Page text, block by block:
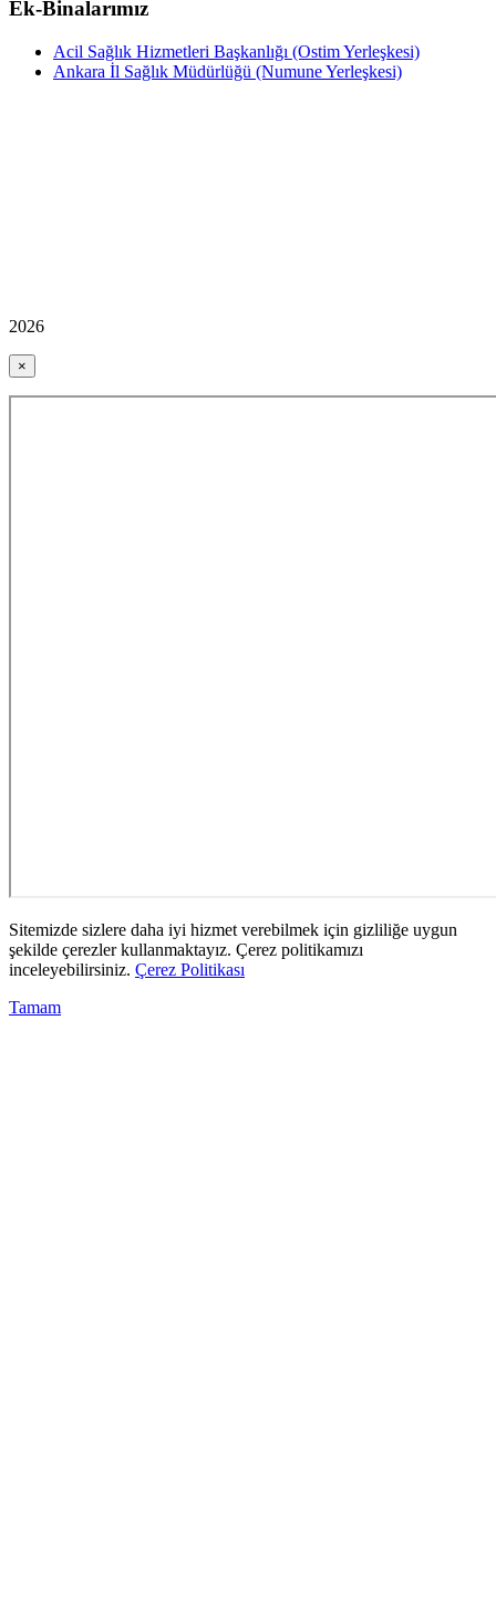
Ek-Binalarımız
Acil Sağlık Hizmetleri Başkanlığı (Ostim Yerleşkesi)
Ankara İl Sağlık Müdürlüğü (Numune Yerleşkesi)
2026
×
Sitemizde sizlere daha iyi hizmet verebilmek için gizliliğe uygun
şekilde çerezler kullanmaktayız. Çerez politikamızı
inceleyebilirsiniz. Çerez Politikası
Tamam